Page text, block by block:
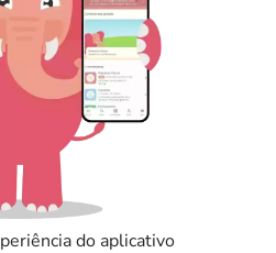
do aplicativo